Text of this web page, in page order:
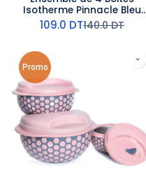
Isotherme Pinnacle Bleu
Foncé
109.0 DT140.0DT
Promo